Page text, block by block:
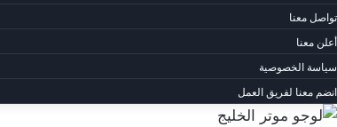
تواصل معنا
أعلن معنا
سياسة الخصوصية
انضم معنا لفريق العمل